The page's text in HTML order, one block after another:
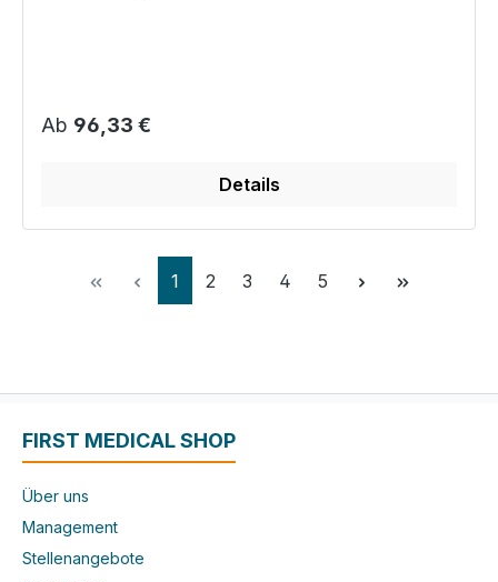
Regulärer Preis:
Ab 96,33 €
Details
Seite
1 Seite
2 Seite
3 Seite
4 Seite
5
FIRST MEDICAL SHOP
Über uns
Management
Stellenangebote